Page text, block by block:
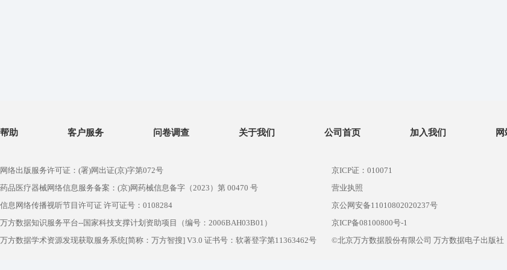
帮助 客户服务 问卷调查 关于我们 公司首页 加入我们
网络出版服务许可证：(署)网出证(京)字第072号
药品医疗器械网络信息服务备案：(京)网药械信息备字（2023）第 00470 号
信息网络传播视听节目许可证 许可证号：0108284
万方数据知识服务平台--国家科技支撑计划资助项目（编号：2006BAH03B01）
万方数据学术资源发现获取服务系统[简称：万方智搜] V3.0 证书号：软著登字第11363462号
京ICP证：010071
营业执照
京公网安备11010802020237号
京ICP备08100800号-1
©北京万方数据股份有限公司 万方数据电子出版社